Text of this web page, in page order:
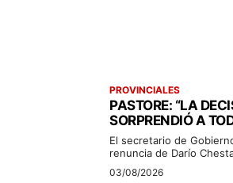
PROVINCIALES
PASTORE: “LA
SORPRENDIÓ A
El secretario de
renuncia de Darío
03/08/2026